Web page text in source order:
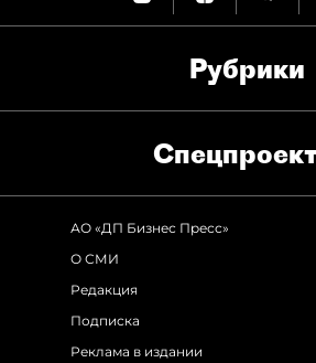
Рубрики
АО «ДП Бизнес Пресс»
О СМИ
Редакция
Подписка
Реклама в издании